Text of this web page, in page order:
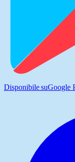
Disponibile suGoogle